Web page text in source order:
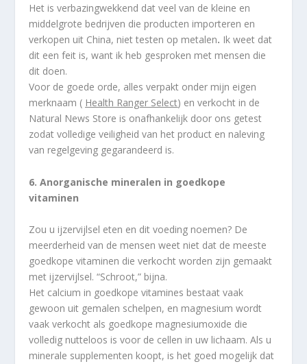
Het is verbazingwekkend dat veel van de kleine en
middelgrote bedrijven die producten importeren en
verkopen uit China, niet testen op metalen. Ik weet dat
dit een feit is, want ik heb gesproken met mensen die
dit doen.
Voor de goede orde, alles verpakt onder mijn eigen
merknaam ( Health Ranger Select) en verkocht in de
Natural News Store is onafhankelijk door ons getest
zodat volledige veiligheid van het product en naleving
van regelgeving gegarandeerd is.
6. Anorganische mineralen in goedkope
vitaminen
Zou u ijzervijlsel eten en dit voeding noemen? De
meerderheid van de mensen weet niet dat de meeste
goedkope vitaminen die verkocht worden zijn gemaakt
met ijzervijlsel. “Schroot,” bijna.
Het calcium in goedkope vitamines bestaat vaak
gewoon uit gemalen schelpen, en magnesium wordt
vaak verkocht als goedkope magnesiumoxide die
volledig nutteloos is voor de cellen in uw lichaam. Als u
minerale supplementen koopt, is het goed mogelijk dat